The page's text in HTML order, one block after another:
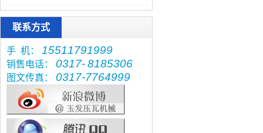
联系方式
手 机： 15511791999
销售电话： 0317-8185306
图文传真： 0317-7764999